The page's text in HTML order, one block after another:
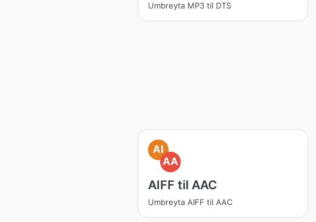
Umbreyta MP3 til DTS
AI
AA
AIFF til AAC
Umbreyta AIFF til AAC